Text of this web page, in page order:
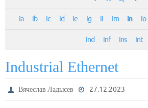
Ia Ib Ic Id Ie Ig Il Im In Io
Ind Inf Ins Int
Industrial Ethernet
Вячеслав Ладысев 27.12.2023